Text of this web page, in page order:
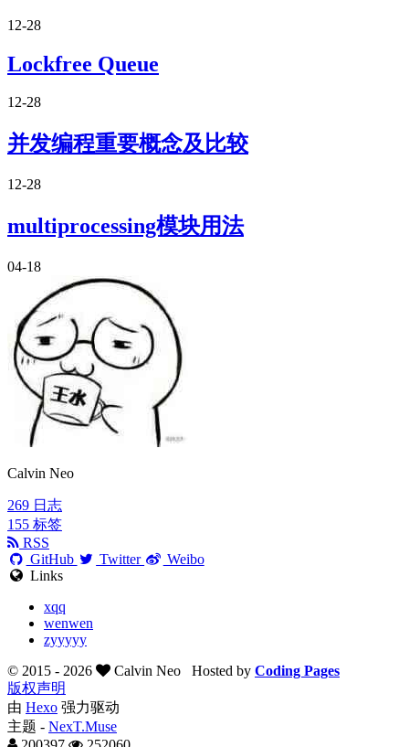
12-28
Lockfree Queue
12-28
并发编程重要概念及比较
12-28
multiprocessing模块用法
04-18
Calvin Neo
269 日志
155 标签
RSS
GitHub
Twitter
Weibo
Links
xqq
wenwen
zyyyyy
© 2015 - 2026 Calvin Neo Hosted by Coding Pages
版权声明
由 Hexo 强力驱动
主题 - NexT.Muse